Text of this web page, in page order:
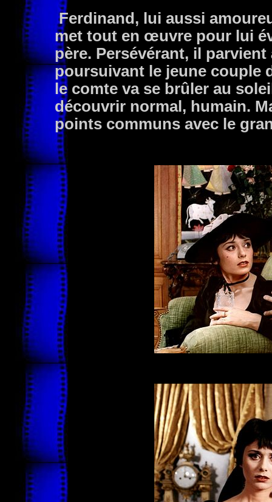
Ferdinand, lui aussi
met tout en œuvre pour lui
père. Persévérant, il
poursuivant le jeune couple
le comte va se brûler au
découvrir normal, humain.
points communs avec le